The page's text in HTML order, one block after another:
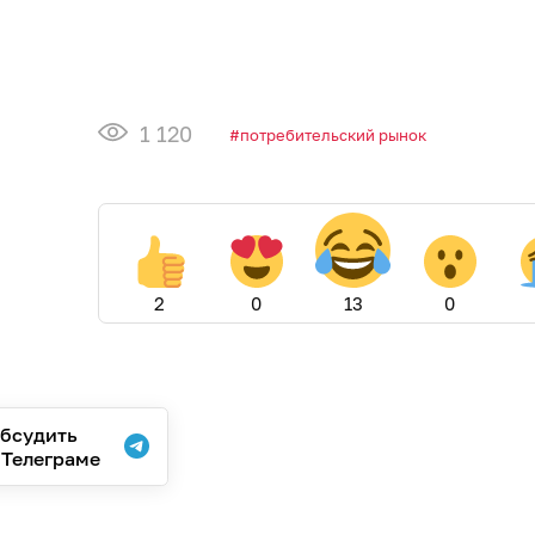
1 120 потребительский рынок
2 0 13 0